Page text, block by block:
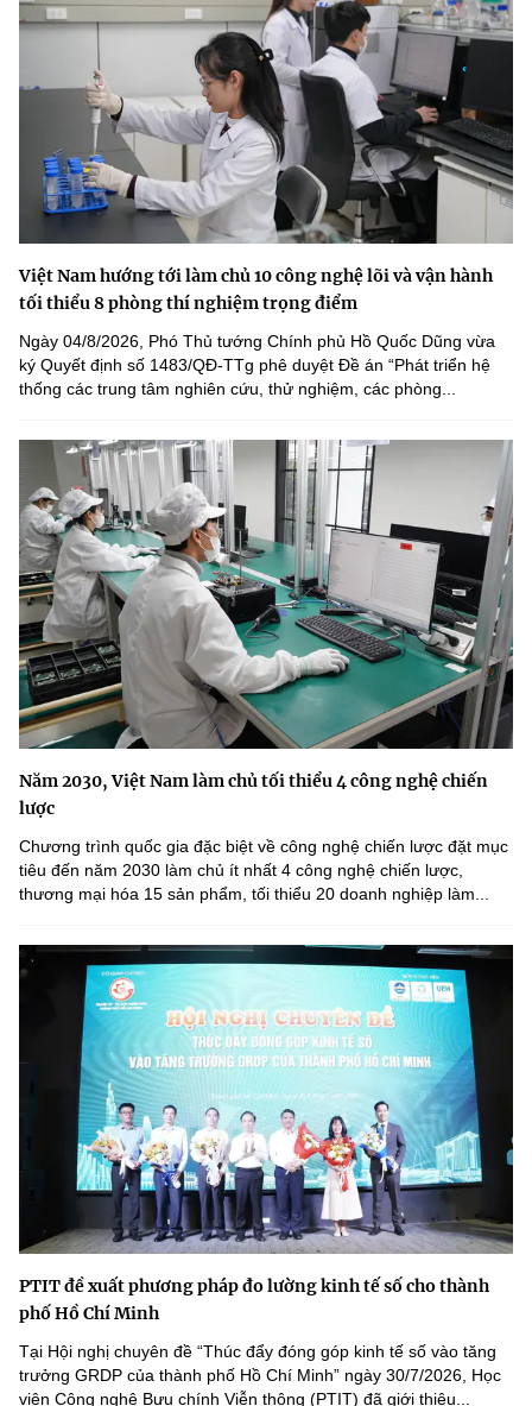
Việt Nam hướng tới làm chủ 10 công nghệ lõi và vận hành
tối thiểu 8 phòng thí nghiệm trọng điểm
Ngày 04/8/2026, Phó Thủ tướng Chính phủ Hồ Quốc Dũng vừa
ký Quyết định số 1483/QĐ-TTg phê duyệt Đề án “Phát triển hệ
thống các trung tâm nghiên cứu, thử nghiệm, các phòng...
Năm 2030, Việt Nam làm chủ tối thiểu 4 công nghệ chiến
lược
Chương trình quốc gia đặc biệt về công nghệ chiến lược đặt mục
tiêu đến năm 2030 làm chủ ít nhất 4 công nghệ chiến lược,
thương mại hóa 15 sản phẩm, tối thiểu 20 doanh nghiệp làm...
PTIT đề xuất phương pháp đo lường kinh tế số cho thành
phố Hồ Chí Minh
Tại Hội nghị chuyên đề “Thúc đẩy đóng góp kinh tế số vào tăng
trưởng GRDP của thành phố Hồ Chí Minh” ngày 30/7/2026, Học
viện Công nghệ Bưu chính Viễn thông (PTIT) đã giới thiệu...